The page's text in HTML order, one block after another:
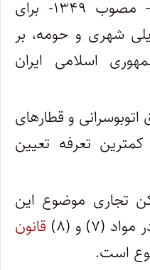
ایمنی راهها و راه آهن – مصوب ۱۳۴۹- برای
شهری و حومه، بر
اسلامی ایران
و قطارهای
تعرفه تعیین
تجاری موضوع این
(۷) و (۸)
قانون
است.